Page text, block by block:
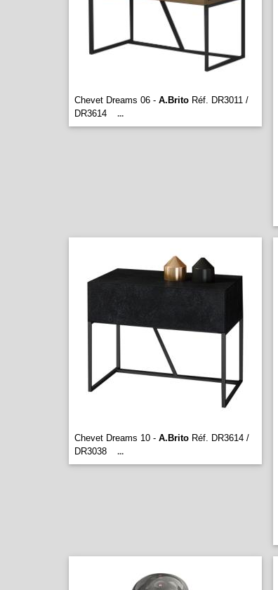
Chevet Dreams 06 - A.Brito Réf. DR3011 /
DR3614
...
Chevet Dreams 10 - A.Brito Réf. DR3614 /
DR3038
...